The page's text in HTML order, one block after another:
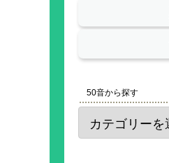
50音から探す